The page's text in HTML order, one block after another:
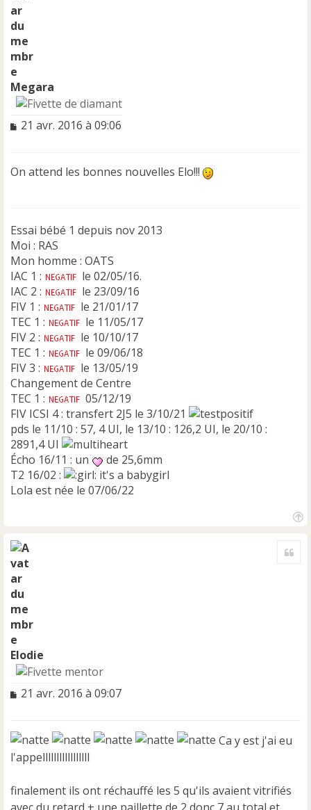
Megara
M
a
o
n
l
u
21 avr. 2016 à 09:06
On attend les bonnes nouvelles Elo!!!
Essai bébé 1 depuis nov 2013
Moi : RAS
Mon homme : OATS
IAC 1 :
le 02/05/16.
IAC 2 :
le 23/09/16
FIV 1 :
le 21/01/17
TEC 1 :
le 11/05/17
FIV 2 :
le 10/10/17
TEC 1 :
le 09/06/18
FIV 3 :
le 13/05/19
Changement de Centre
TEC 1 :
05/12/19
FIV ICSI 4 : transfert 2J5 le 3/10/21
pds le 11/10 : 57, 4 UI, le 13/10 : 126,2 UI, le 20/10 :
2891,4 UI
Écho 16/11 : un
de 25,6mm
T2 16/02 :
it's a babygirl
Lola est née le 07/06/22
Elodie
M
s
a
g
n
o
21 avr. 2016 à 09:07
Ca y est j'ai eu
l'appelllllllllllllllll
finalement ils ont réchauffé les 5 qu'ils avaient vitrifiés